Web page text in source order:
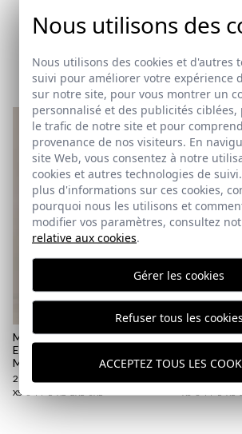
39,95 €
38 43 44 45
MAILLOT DE BAIN À RAYURES
EN SEERSUCKER | VERT
MOUSSE
29,95 €
XS
MAILLOT
MARINE
Nous utilisons des
Nous utilisons des cookies et d'autres
suivi pour améliorer votre expérience
sur notre site, pour vous montrer un
personnalisé et des publicités ciblées,
le trafic de notre site et pour
provenance de nos visiteurs. En
site Web, vous consentez à notre
cookies et autres technologies de
plus d'informations sur ces cookies,
pourquoi nous les utilisons et
modifier vos paramètres, consultez
relative aux cookies.
Gérer les cookies
Refuser tous les cookies
ACCEPTEZ TOUS LES